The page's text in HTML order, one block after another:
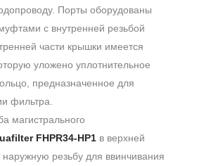
Порты оборудованы
с внутренней резьбой
части крышки имеется
уложено уплотнительное
предназначенное для
фильтра.
магистрального
FHPR34-HP1 в верхней
наружную резьбу для ввинчивания